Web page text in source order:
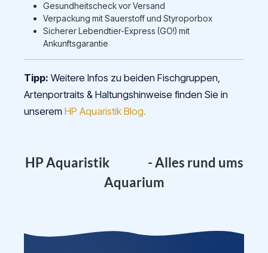
Gesundheitscheck vor Versand
Verpackung mit Sauerstoff und Styroporbox
Sicherer Lebendtier-Express (GO!) mit
Ankunftsgarantie
Tipp: Weitere Infos zu beiden Fischgruppen,
Artenportraits & Haltungshinweise finden Sie in
unserem HP Aquaristik Blog.
HP Aquaristik
- Alles rund ums
Aquarium